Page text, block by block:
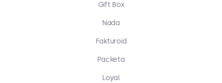
Gift Box
Nada
Fakturoid
Packeta
Loyal